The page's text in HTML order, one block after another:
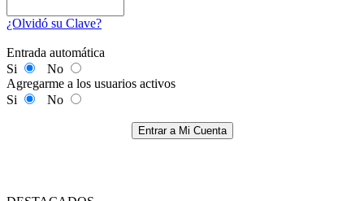
¿Olvidó su Clave?
Entrada automática
Si
No
Agregarme a los usuarios activos
Si
No
Entrar a Mi Cuenta